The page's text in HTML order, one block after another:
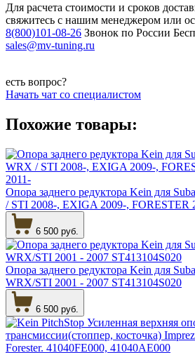
Для расчета стоимости и сроков
свяжитесь с нашим менеджером или
8(800)101-08-26 Звонок по России
sales@mv-tuning.ru
есть вопрос?
Начать чат со специалистом
Похожие товары:
Опора заднего редуктора Kein для
/ STI 2008-, EXIGA 2009-, FORESTER
6 500 руб.
Опора заднего редуктора Kein для
WRX/STI 2001 - 2007 ST413104S020
6 500 руб.